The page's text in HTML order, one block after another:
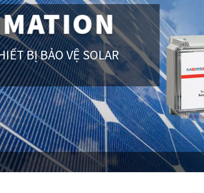
BỊ BẢO VỆ SOLAR